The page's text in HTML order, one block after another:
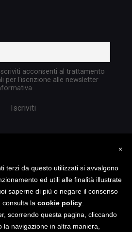
acconsenti al trattamento
per l'iscrizione alle newsletter
TATTICA S.R.L. | All rights
| P.I. 05903351004
×
terzi da questo utilizzati si avvalgono
ed utili alle finalità illustrate
saperne di più o negare il consenso
consulta la cookie policy
scorrendo questa pagina, cliccando
navigazione in altra maniera,